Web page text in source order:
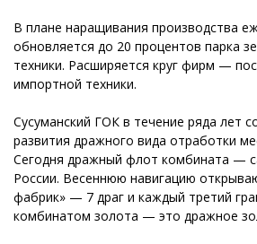
В плане наращивания производства
обновляется до 20 процентов парка
техники. Расширяется круг фирм —
импортной техники.
Сусуманский ГОК в течение ряда лет
развития дражного вида отработки
Сегодня дражный флот комбината —
России. Весеннюю навигацию
фабрик» — 7 драг и каждый третий
комбинатом золота — это дражное